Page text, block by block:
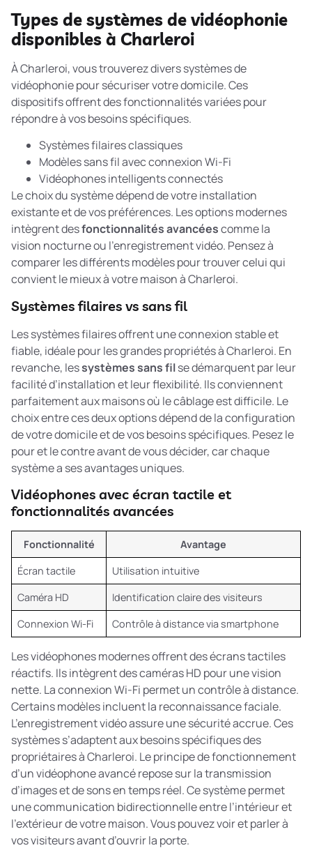
Types de systèmes de vidéophonie
disponibles à Charleroi
À Charleroi, vous trouverez divers systèmes de
vidéophonie pour sécuriser votre domicile. Ces
dispositifs offrent des fonctionnalités variées pour
répondre à vos besoins spécifiques.
Systèmes filaires classiques
Modèles sans fil avec connexion Wi-Fi
Vidéophones intelligents connectés
Le choix du système dépend de votre installation
existante et de vos préférences. Les options modernes
intègrent desfonctionnalités avancéescomme la
vision nocturne ou l’enregistrement vidéo. Pensez à
comparer les différents modèles pour trouver celui qui
convient le mieux à votre maison à Charleroi.
Systèmes filaires vs sans fil
Les systèmes filaires offrent une connexion stable et
fiable, idéale pour les grandes propriétés à Charleroi. En
revanche, lessystèmes sans filse démarquent par leur
facilité d’installation et leur flexibilité. Ils conviennent
parfaitement aux maisons où le câblage est difficile. Le
choix entre ces deux options dépend de la configuration
de votre domicile et de vos besoins spécifiques. Pesez le
pour et le contre avant de vous décider, car chaque
système a ses avantages uniques.
Vidéophones avec écran tactile et
fonctionnalités avancées
Fonctionnalité
Avantage
Écran tactile
Utilisation intuitive
Caméra HD
Identification claire des visiteurs
Connexion Wi-Fi
Contrôle à distance via smartphone
Les vidéophones modernes offrent des écrans tactiles
réactifs. Ils intègrent des caméras HD pour une vision
nette. La connexion Wi-Fi permet un contrôle à distance.
Certains modèles incluent la reconnaissance faciale.
L’enregistrement vidéo assure une sécurité accrue. Ces
systèmes s’adaptent aux besoins spécifiques des
propriétaires à Charleroi. Leprincipe de fonctionnement
d’un vidéophone avancé repose sur la transmission
d’images et de sons en temps réel. Ce système permet
une communication bidirectionnelle entre l’intérieur et
l’extérieur de votre maison. Vous pouvez voir et parler à
vos visiteurs avant d’ouvrir la porte.